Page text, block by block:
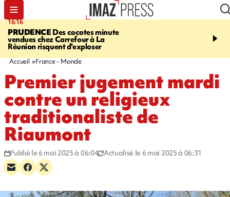
16:16
PRUDENCEDes cocotes minute
vendues chez Carrefour à La
Réunion risquent d'exploser
20:06
l'Asie, mort d'une
Accueil France - Monde
Premier jugement mardi
contre un religieux
traditionaliste de
Riaumont
Publié le 6 mai 2025 à 06:04 Actualisé le 6 mai 2025 à 06:31